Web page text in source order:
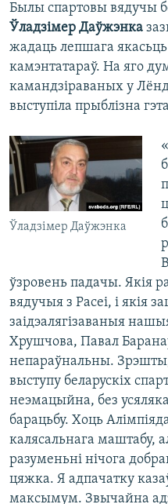
Былы спартовы вядучы
Ўладзімер Даўжэнка
жадаць лепшага
камэнтатараў. На яго
камандзіраваных у
выступіла прыблізна
Ўладзімер Даўжэнка
ўзровень падачы. Якія
вядучыя з Расеі, і якія
заідэалягізаваныя
Хрушчова, Павал
непараўнальны.
выступу беларускіх
неэмацыйна, без
барацьбу. Хоць
калясальнага маштабу,
разуменьні нічога
цяжка. Я адпачатку
максымум. Звычайна